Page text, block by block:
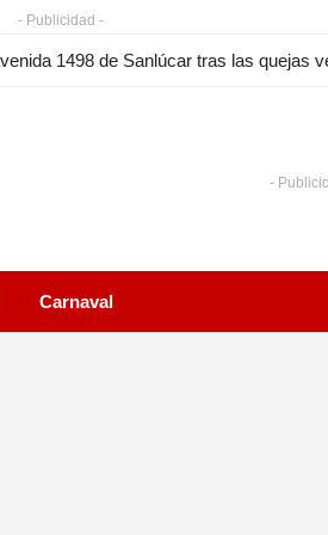
- Publicidad -
2026 baja en 191 personas y
-
Carnaval